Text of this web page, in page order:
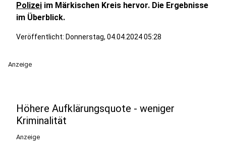
Polizei im Märkischen Kreis hervor. Die Ergebnisse
im Überblick.
Veröffentlicht: Donnerstag, 04.04.2024 05:28
Anzeige
Höhere Aufklärungsquote - weniger
Kriminalität
Anzeige